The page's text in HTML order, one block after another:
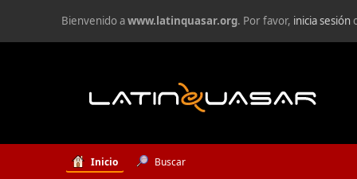
Bienvenido awww.latinquasar.org. Por favor, inicia sesión
Inicio Buscar